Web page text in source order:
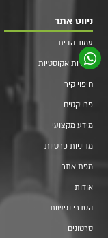
ניווט אתר
עמוד הבית
תקרות אקוסטיות
חיפוי קיר
פרויקטים
מידע מקצועי
מדיניות פרטיות
מפת אתר
אודות
הסדרי נגישות
סרטונים